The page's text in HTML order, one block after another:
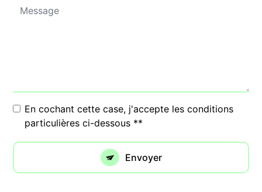
En cochant cette case, j'accepte les conditions
particulières ci-dessous **
Envoyer